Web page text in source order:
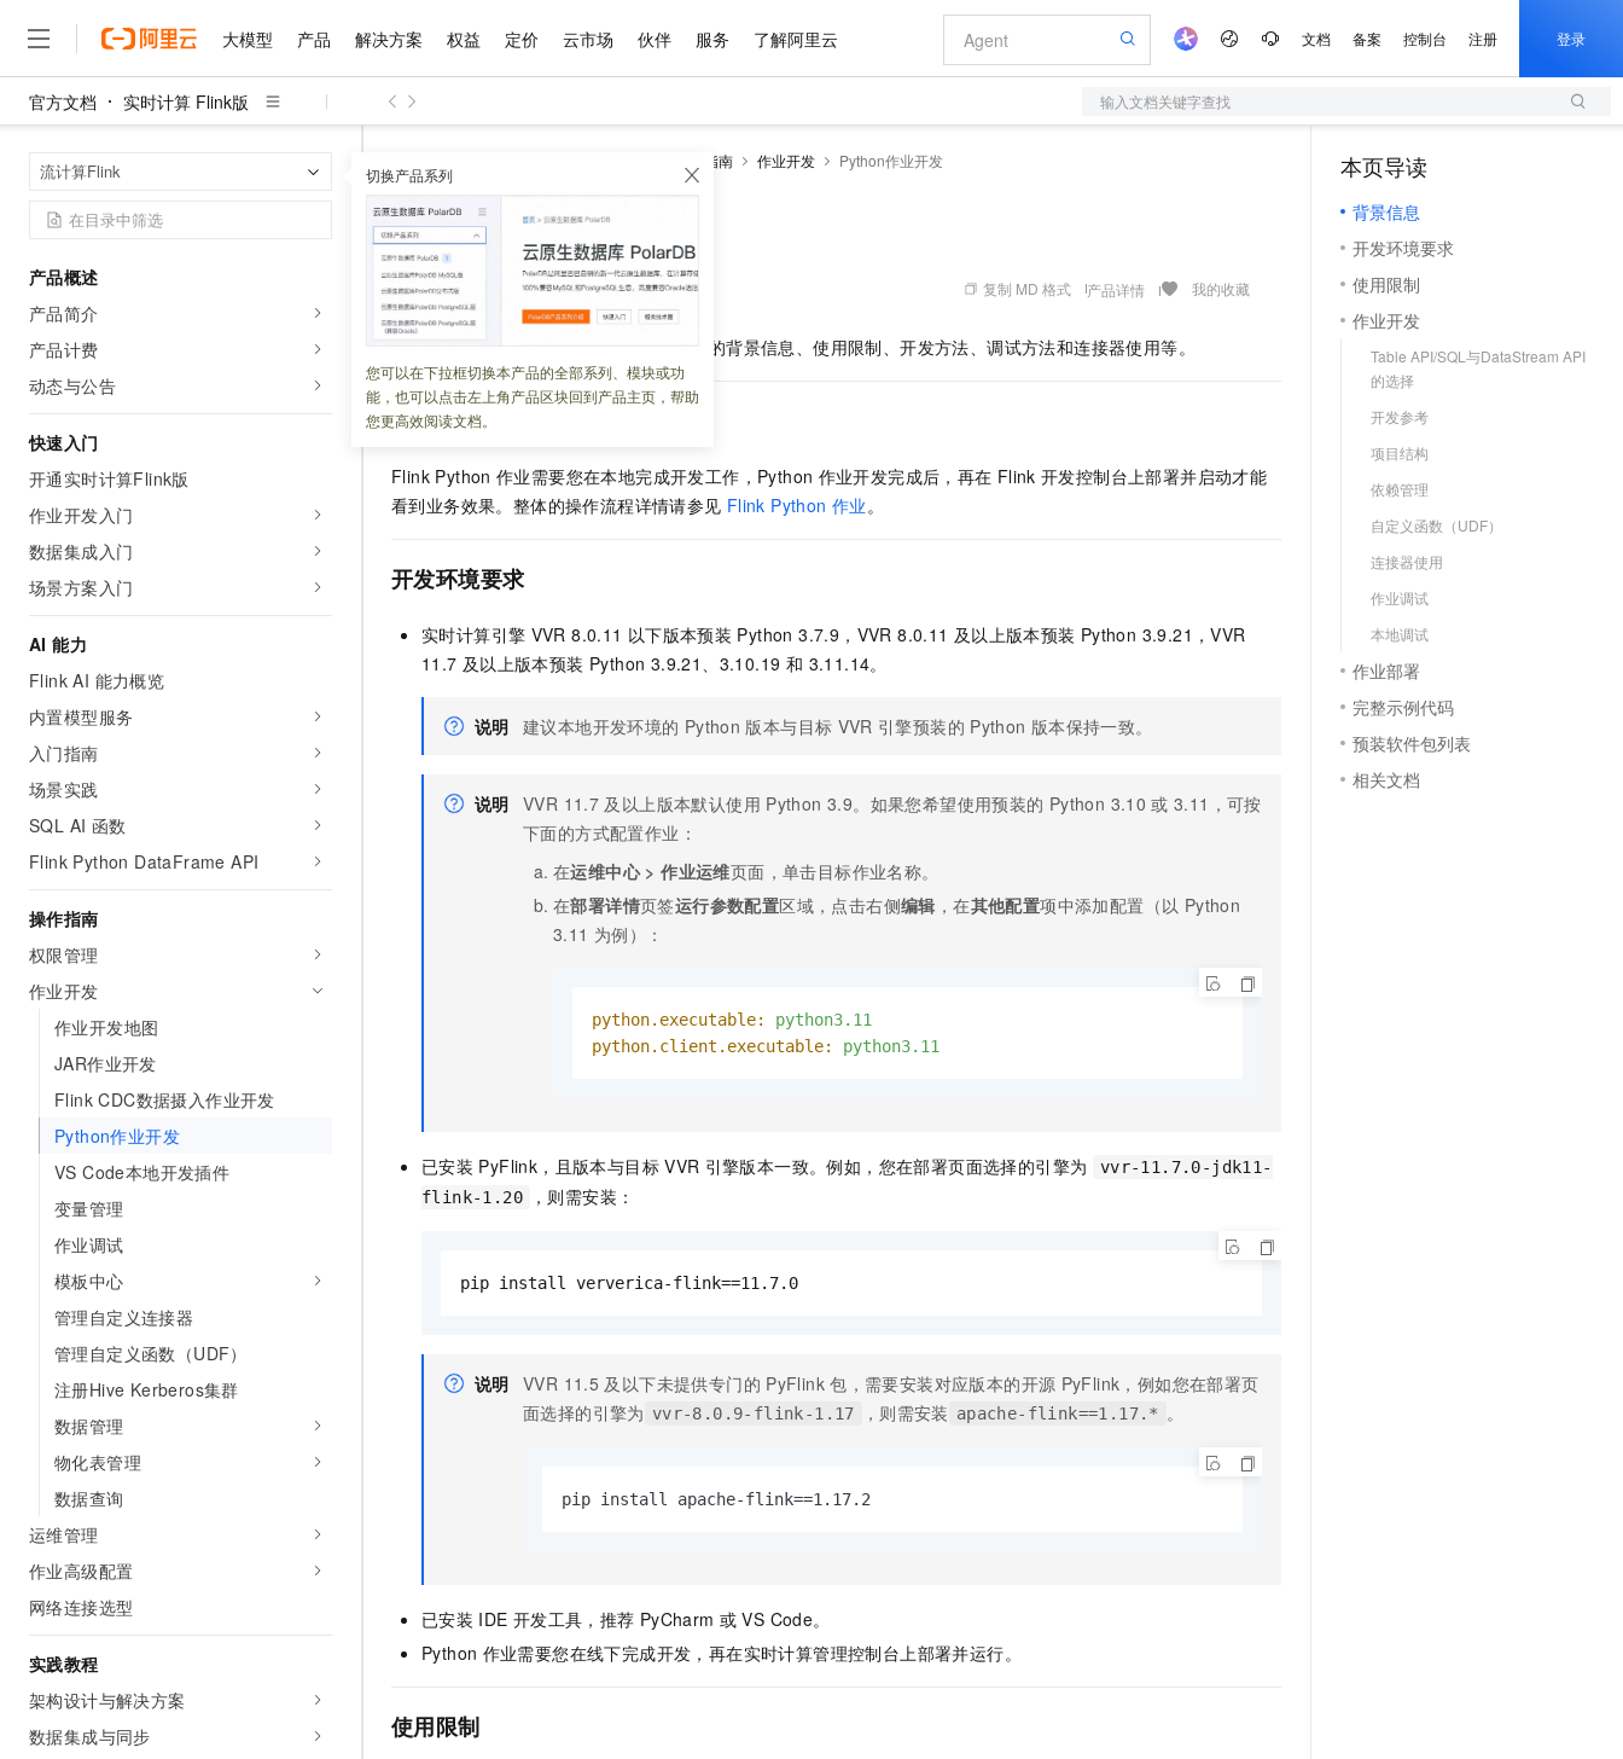
大模型 产品 解决方案 权益 定价 云市场 伙伴 服务 了解阿里云 文档 备案 控制台 注册 登录
官方文档 实时计算 Flink版 输入文档关键字查找
流计算Flink 切换产品系列
您可以在下拉框切换本产品的全部系列、模块或功
能，也可以点击左上角产品区块回到产品主页，帮助
您更高效阅读文档。
产品概述
产品简介
产品计费
动态与公告
快速入门
开通实时计算Flink版
作业开发入门
数据集成入门
场景方案入门
AI 能力
Flink AI 能力概览
内置模型服务
入门指南
场景实践
SQL AI 函数
Flink Python DataFrame API
操作指南
权限管理
作业开发
作业开发地图
JAR作业开发
Flink CDC数据摄入作业开发
Python作业开发
VS Code本地开发插件
变量管理
作业调试
模板中心
管理自定义连接器
管理自定义函数（UDF）
注册Hive Kerberos集群
数据管理
物化表管理
数据查询
运维管理
作业高级配置
网络连接选型
实践教程
架构设计与解决方案
数据集成与同步
操作指南 作业开发 Python作业开发
Python作业开发
更新时间： 2026-07-03 09:52:43 复制 MD 格式 产品详情 我的收藏
作业开发的背景信息、使用限制、开发方法、调试方法和连接器使用等。
背景信息
Flink Python 作业需要您在本地完成开发工作，Python 作业开发完成后，再在 Flink 开发控制台上部署并启动才能
看到业务效果。整体的操作流程详情请参见 Flink Python 作业。
开发环境要求
实时计算引擎 VVR 8.0.11 以下版本预装 Python 3.7.9，VVR 8.0.11 及以上版本预装 Python 3.9.21，VVR
11.7 及以上版本预装 Python 3.9.21、3.10.19 和 3.11.14。
说明 建议本地开发环境的 Python 版本与目标 VVR 引擎预装的 Python 版本保持一致。
说明 VVR 11.7 及以上版本默认使用 Python 3.9。如果您希望使用预装的 Python 3.10 或 3.11，可按
下面的方式配置作业：
在运维中心>作业运维页面，单击目标作业名称。
在部署详情页签运行参数配置区域，点击右侧编辑 ，在其他配置项中添加配置（以 Python
3.11 为例）：
python.executable:
python3.11
python.client.executable:
python3.11
已安装 PyFlink，且版本与目标 VVR 引擎版本一致。例如，您在部署页面选择的引擎为
vvr-11.7.0-jdk11-
flink-1.20
，则需安装：
pip install ververica-flink==11.7.0
说明 VVR 11.5 及以下未提供专门的 PyFlink 包，需要安装对应版本的开源 PyFlink，例如您在部署页
面选择的引擎为 vvr-8.0.9-flink-1.17 ，则需安装 apache-flink==1.17.* 。
pip install apache-flink==1.17.2
已安装 IDE 开发工具，推荐 PyCharm 或 VS Code。
Python 作业需要您在线下完成开发，再在实时计算管理控制台上部署并运行。
使用限制
本页导读
背景信息
开发环境要求
使用限制
作业开发
Table API/SQL与DataStream API
的选择
开发参考
项目结构
依赖管理
自定义函数（UDF）
连接器使用
作业调试
本地调试
作业部署
完整示例代码
预装软件包列表
相关文档
大模型
大模型
文本生成
Qwen3.8-Max HOT
智能体时代全能旗舰模型
能看、能想、能动手的多模态智能体模型
Kimi 最新旗舰模型，长程编程与推理利器
旗舰 MoE 大模型，百万上下文与顶尖推理能力 图生视频，流畅自然，细节丰富
语音识别与合成
Qwen3-TTS-Flash
Cosyvoice-V3-Flash
Fun-ASR
大模型服务
千问AI平台-Token Plan
个人版上线、团队版降价；千问3.8-Max首发发尝鲜
千问AI平台-模型体验
在线体验全尺寸、多种模态的模型效果
新一代 AI 视频生成模型，深度适配广告营销等场景
AI 应用构建
丰富多元化的应用模版和解决方案
灵活可视化地构建企业级 Agent
人工智能平台 PAI
大模型原生应用
面向真实软件的智能体编程平台
企业级人与Agent协作平台，接入和调度多个数字员工
千问办公 NEW
一站式AI生产力平台
快速部署 Dify，高效搭建 AI 应用
依托云原生高可用架构,实现Dify私有化部署 用1%尺寸在特定领域达到大模型90%以上效果
产品
精选产品
人工智能与机器学习
存储
网络与CDN
安全
数据库
大数据计算
媒体服务
企业服务与云通信
域名与网站
终端用户计算
Serverless
迁移与运维管理
专有云
精选产品
大模型服务平台百炼
大模型服务与应用平台
千问大模型
多元化、高性能、安全可靠的大模型服务
无影云电脑
随时随地安全接入的云上超级电脑
云解析DNS
云原生大数据计算服务 MaxCompute
面向分析的企业级SaaS模式云数据仓库
域名与网站
对象存储 OSS
人工智能平台 PAI
一站式AI开发、训练和推理服务
Qoder CN
容器服务 Kubernetes 版 ACK
提供一站式管理容器应用的 K8s 服务
全托管，含MySQL、PostgreSQL、SQL Server、MariaDB多引擎
Qoder
面向真实软件的智能体编程平台
云防火墙
轻量应用服务器
数字证书管理服务（原SSL证书）
实现全站HTTPS，呈现可信的WEB访问
短信服务
国内短信简单易用，安全可靠，秒级触达，全球覆盖200+国家和地区。
大数据开发治理平台 DataWorks
解决方案
精选解决方案
AI
现代化应用
安全
网络
上云与迁云
企业出海
政企业务
精选解决方案
睿译宝，AI翻译排版一步到位
上传文档即自动完成翻译和格式还原
GLM-5.2：长任务时代开源旗舰模型
真正可用的 1M 上下文,一次完成代码全链路开发
Hermes Agent，打造自进化智能体
自主进化，持久记忆，越用越聪明
快速拥有专属 OpenClaw
即刻拥有 DeepSeek-V4-Pro
轻松解锁专属 DeepSeek-V4-Pro
5 分钟轻松部署专属 QwenPaw
从聊天伙伴进化为能主动干活的本地数字员工
Claude Code + GStack 打造工程团队
一键购买专属联机服务器，轻松开启游戏
高效搭建 AI 智能体与工作流应用
Agency Agents：拥有专属领域专家
HappyHorse 打造一站式影视创作平台
漫剧工坊：一站式动画创作平台
快速生产连贯的高质量长漫剧
10 分钟搭建微信、支付宝小程序
权益 普惠上云
普惠上云 官方力荐
云服务器38元/年起，超值低价云产品抢先购
官方推荐返现计划
推荐新用户得奖励，单订单最高返9万
云工开物
高校专属算力普惠，学生认证享300元代金券
免费试用
解决方案免费试用 新老同享
最高领取价值200元试用点，立即开启云上创新
1亿+ 大模型 tokens 和 30+ 款产品免费体验
140+云产品 免费试用
产品新客免费试用，最长12个月
助力企业全员 AI 认知与能力提升
AI 特惠
智启 AI 普惠权益
阿里云 OPC 创新助力计划
至高百万元 Token 补贴，加速一人公司成长
Token Plan 模型订阅计划 NEW
Qwen3.8-Max 首发尝鲜，限时加量 10 倍，夜间低至2折
千问办公，限时限量积分加倍
万小智 AI 建站低至 15元/月
送.CN域名，送备案服务码
AI 场景体验
从图文生成到视频创作，一键激活电商全链路生产力
AI 广告创作
图文、视频一站生成，高效打造优质广告素材
AI 短剧/漫剧
智能客服
AI 活动
AI 生产力先锋
先锋实践拓展 AI 生产力的边界
飞天发布时刻
所见，即是所愿
AI 实训营
从基础到进阶，Agent 创客手把手教你
上云场景组合购
云聚AI 严选权益
AI 用量加速计划
新老同享，达量后返
定价 产品定价
了解云产品的定价详情
云上成本管理
管理和优化成本
价格计算器
自助选配和估算价格
价格优势
推动算力普惠，释放技术红利
配置报价器
阿里云 OPC 创新助力计划
Token 补贴，五大权
益加速 OPC 成功
云市场 精选商城
网站建设
多端小程序
Salesforce 国际版订阅
友盟天域
观测云
Tuya 物联网平台阿里云版
电子合同
Tableau 订阅
AI空中课堂在线直播课堂（旗舰版）
行业生态解决方案
AI 开发和 AI 应用解决方案
数据与 API
数据集
身份实名认证
短信
OCR 文字识别
发票查验
快递物流查询
CRM
财税管理
广告营销
基础软件
JAVA
WordPress
SUSE
模板建站
APP 开发
专业服务
公司注册
主机安全
AI 应用及服务市场
伙伴 成为销售伙伴
分销伙伴
咨询伙伴
销售伙伴合作计划
Salesforce On Alibaba Cloud
Consulting Partner 合作计划
成为产品伙伴
产品生态集成认证中心
产品生态伙伴工作台
产品伙伴合作计划
云网络合作计划
成为服务伙伴
服务伙伴合作计划
Al MaaS 服务伙伴赋能合作
伙伴信用分合作计划
更多支持
合作伙伴培训与认证
查询合作伙伴
服务 售前咨询
在线服务
售后服务
自助服务
工单服务
短信专区
企业增值服务
企业支持计划
企业增值服务台
企业成长
服务实践
阿里云认证
信息公告
开发者社区
镜像站
了解阿里云 为什么选择阿里云
什么是云计算
技术领先
稳定可靠
安全合规
分析师报告
研究报告与白皮书
天池大赛
云开发大赛
最佳实践
云上春晚
云栖战略参考
云上的中国
看见新力量
金融模力时刻
市场活动 加入我们
校园招聘